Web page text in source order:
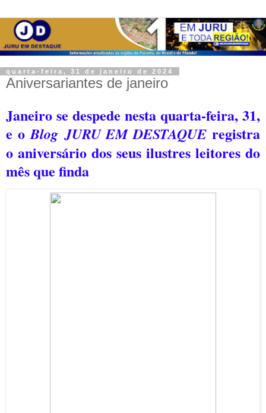
quarta-feira, 31 de janeiro de 2024
Aniversariantes de janeiro
Janeiro se despede nesta quarta-feira, 31,
e oBlog JURU EM DESTAQUE registra
o aniversário dos seus ilustres leitores do
mês que finda